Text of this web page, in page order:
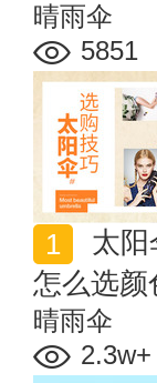
晴雨伞
5851
怎么选颜
晴雨伞
2.3w+